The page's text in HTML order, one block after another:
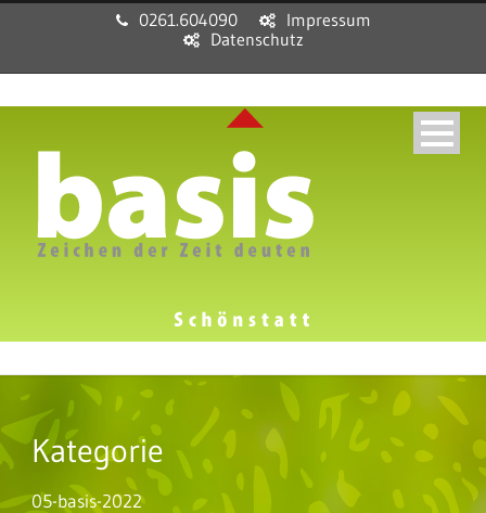
0261.604090
Impressum
Datenschutz
Kategorie
05-basis-2022